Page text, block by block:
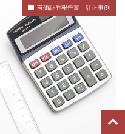
有価証券報告書 訂正事例